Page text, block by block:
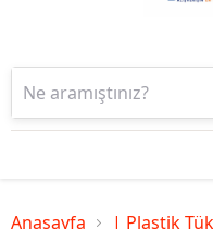
Anasayfa
| Plastik